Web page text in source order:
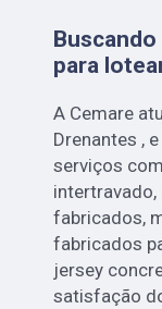
para
A Cemare
Drenantes ,
serviços
intertravado,
fabricados,
fabricados
jersey
satisfação